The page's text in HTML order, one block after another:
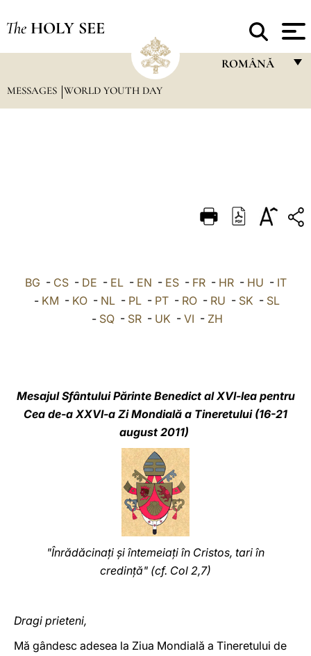
The HOLY SEE
ROMÂNĂ
DEUTSCH
العربيّة
中文
MESSAGES WORLD YOUTH DAY
BG - CS- DE - EL- EN - ES- FR- HR- HU - IT
- KM - KO - NL - PL - PT - RO - RU - SK - SL
- SQ- SR- UK - VI - ZH
Mesajul Sfântului Părinte Benedict al XVI-lea pentru
Cea de-a XXVI-a Zi Mondială a Tineretului (16-21
august 2011)
"Înrădăcinaţi şi întemeiaţi în Cristos, tari în
credinţă" (cf. Col 2,7)
Dragi prieteni,
Mă gândesc adesea la Ziua Mondială a Tineretului de